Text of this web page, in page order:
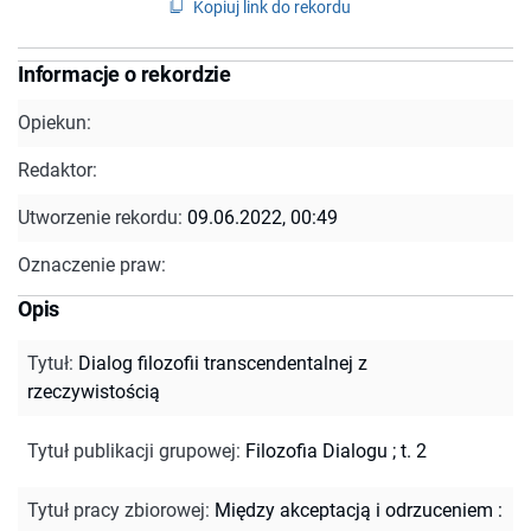
Kopiuj link do rekordu
Informacje o rekordzie
Opiekun:
Redaktor:
Utworzenie rekordu: 09.06.2022, 00:49
Oznaczenie praw:
Opis
Tytuł: Dialog filozofii transcendentalnej z
rzeczywistością
Tytuł publikacji grupowej: Filozofia Dialogu ; t. 2
Tytuł pracy zbiorowej: Między akceptacją i odrzuceniem :